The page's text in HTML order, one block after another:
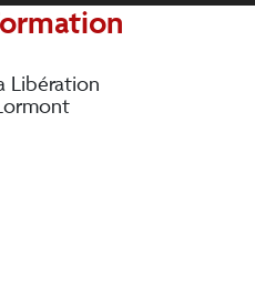
Libération